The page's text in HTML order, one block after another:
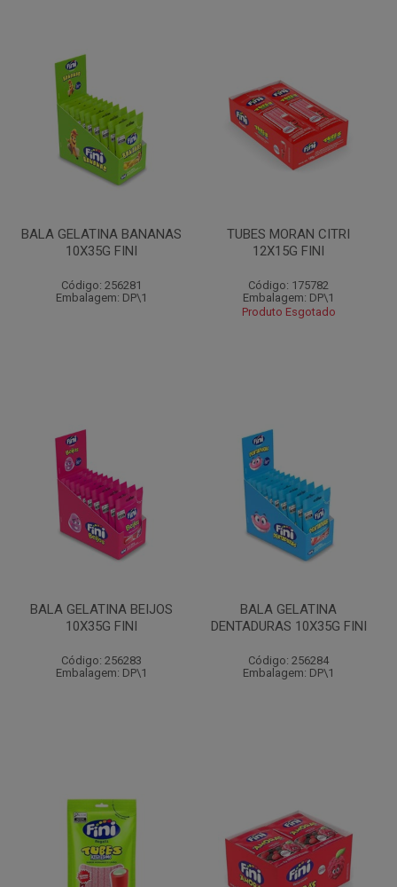
BALA GELATINA BANANAS
10X35G FINI
Código: 256281
Embalagem: DP\1
TUBES MORAN CITRI
12X15G FINI
Código: 175782
Embalagem: DP\1
Produto Esgotado
BALA GELATINA BEIJOS
10X35G FINI
Código: 256283
Embalagem: DP\1
BALA GELATINA
DENTADURAS 10X35G FINI
Código: 256284
Embalagem: DP\1